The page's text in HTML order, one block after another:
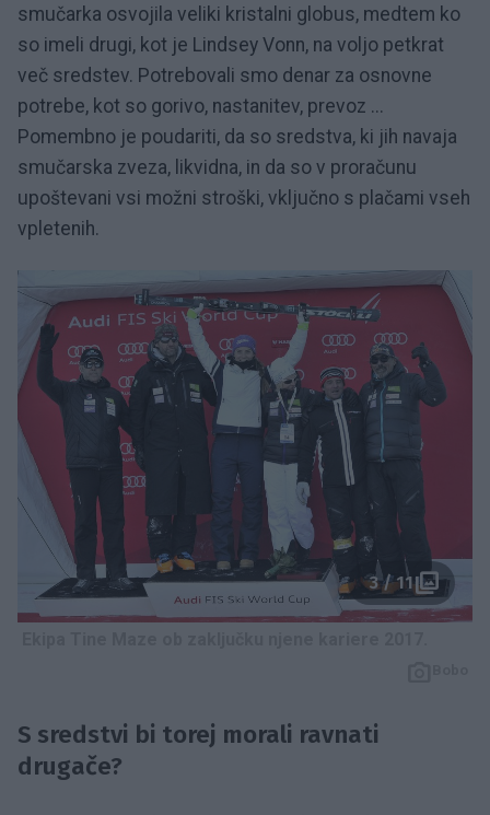
smučarka osvojila veliki kristalni globus, medtem ko
so imeli drugi, kot je Lindsey Vonn, na voljo petkrat
več sredstev. Potrebovali smo denar za osnovne
potrebe, kot so gorivo, nastanitev, prevoz ...
Pomembno je poudariti, da so sredstva, ki jih navaja
smučarska zveza, likvidna, in da so v proračunu
upoštevani vsi možni stroški, vključno s plačami vseh
vpletenih.
3 / 11
S sredstvi bi torej morali ravnati
drugače?